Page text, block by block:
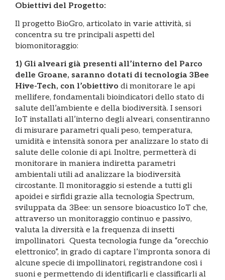
Obiettivi del Progetto:
Il progetto BioGro, articolato in varie attività, si
concentra su tre principali aspetti del
biomonitoraggio:
1) Gli alveari già presenti all’interno del Parco
delle Groane, saranno dotati di tecnologia 3Bee
Hive-Tech, con l’obiettivo di monitorare le api
mellifere, fondamentali bioindicatori dello stato di
salute dell’ambiente e della biodiversità. I sensori
IoT installati all’interno degli alveari, consentiranno
di misurare parametri quali peso, temperatura,
umidità e intensità sonora per analizzare lo stato di
salute delle colonie di api. Inoltre, permetterà di
monitorare in maniera indiretta parametri
ambientali utili ad analizzare la biodiversità
circostante. Il monitoraggio si estende a tutti gli
apoidei e sirfidi grazie alla tecnologia Spectrum,
sviluppata da 3Bee: un sensore bioacustico IoT che,
attraverso un monitoraggio continuo e passivo,
valuta la diversità e la frequenza di insetti
impollinatori. Questa tecnologia funge da “orecchio
elettronico”, in grado di captare l’impronta sonora di
alcune specie di impollinatori, registrandone così i
suoni e permettendo di identificarli e classificarli al